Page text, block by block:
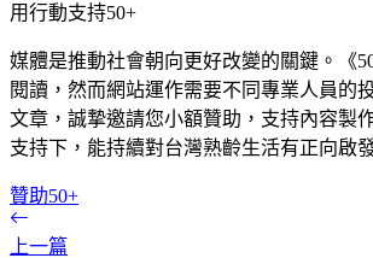
用行動支持50+
媒體是推動社會朝向更好改變的關鍵。《
閱讀，然而網站運作需要不同專業人員的
文章，誠摯邀請您小額贊助，支持內容製
支持下，能持續對台灣熟齡生活有正向啟
贊助50+
上一篇